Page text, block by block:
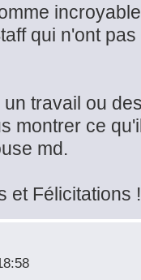
qui n'ont
travail ou
montrer ce
md.
et Félicitations